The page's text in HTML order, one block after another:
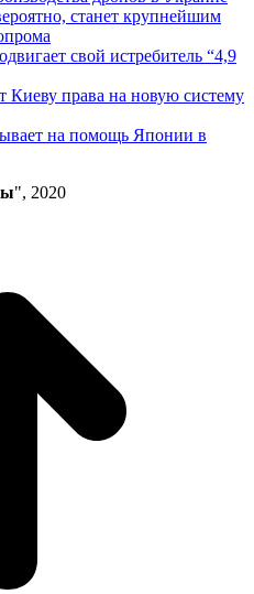
станет крупнейшим
свой истребитель “4,9
Киеву права на новую систему
на помощь Японии в
", 2020